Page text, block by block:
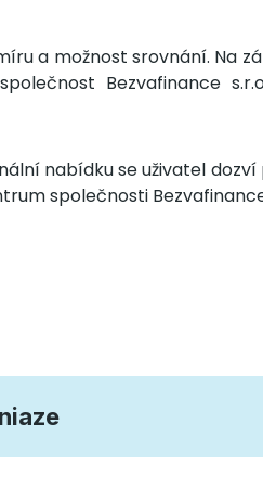
a možnost srovnání. Na
Bezvafinance
nabídku se uživatel
společnosti